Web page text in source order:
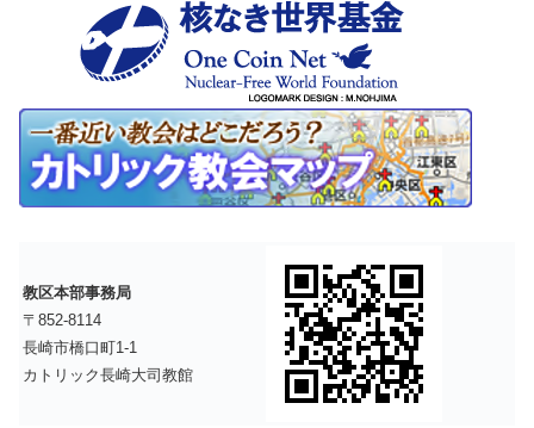
教区本部事務局
〒852-8114
長崎市橋口町1-1
カトリック長崎大司教館